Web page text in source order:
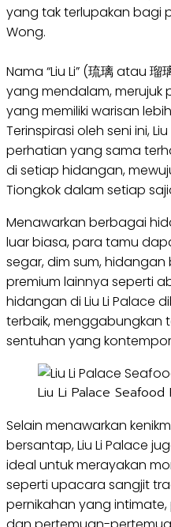
yang tak terlupakan bagi
Wong.
Nama “Liu Li” (琉璃 atau
yang mendalam, merujuk
yang memiliki warisan
Terinspirasi oleh seni ini,
perhatian yang sama
di setiap hidangan,
Tiongkok dalam setiap
Menawarkan berbagai
luar biasa, para tamu
segar, dim sum,
premium lainnya seperti
hidangan di Liu Li Palace
terbaik, menggabungkan
sentuhan yang
Liu Li Palace Seafood
Selain menawarkan
bersantap, Liu Li Palace
ideal untuk merayakan
seperti upacara sangjit
pernikahan yang